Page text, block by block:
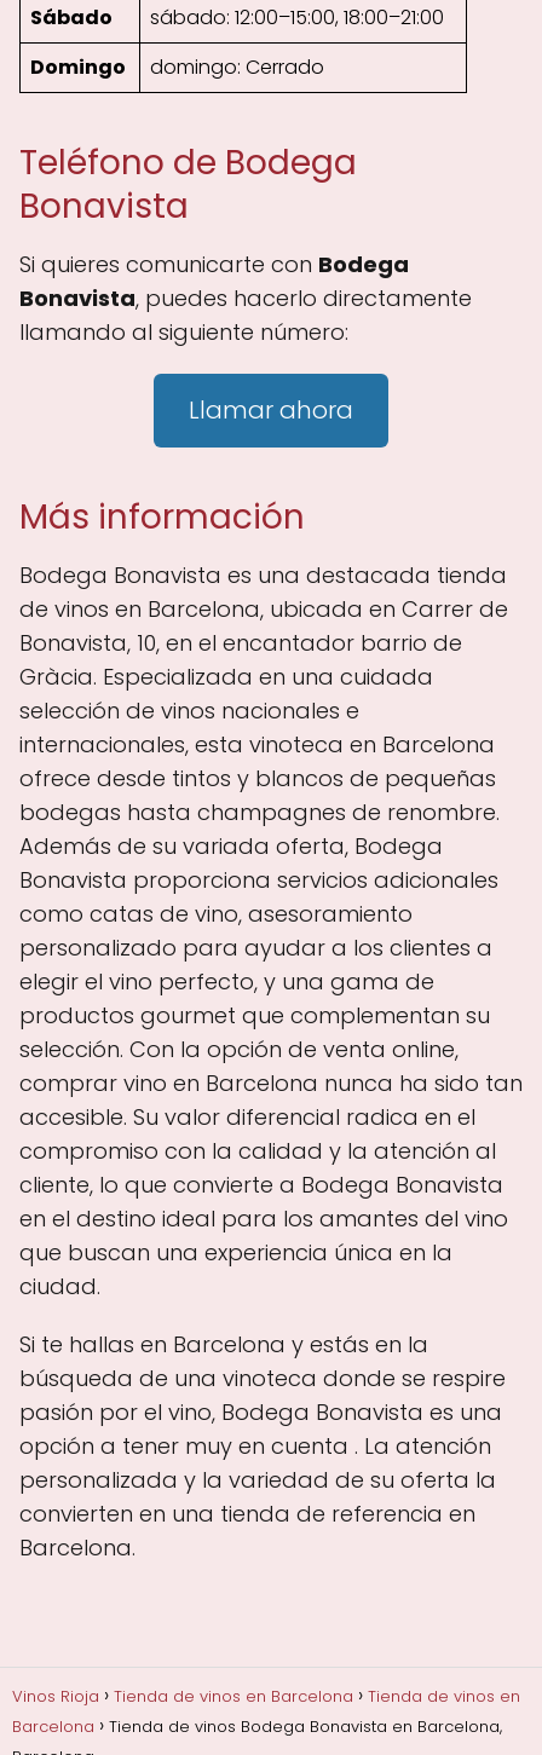
Sábado
sábado: 12:00–15:00, 18:00–21:00
Domingo
domingo: Cerrado
Teléfono de Bodega
Bonavista
Si quieres comunicarte con Bodega
Bonavista, puedes hacerlo directamente
llamando al siguiente número:
Llamar ahora
Más información
Bodega Bonavista es una destacada tienda
de vinos en Barcelona, ubicada en Carrer de
Bonavista, 10, en el encantador barrio de
Gràcia. Especializada en una cuidada
selección de vinos nacionales e
internacionales, esta vinoteca en Barcelona
ofrece desde tintos y blancos de pequeñas
bodegas hasta champagnes de renombre.
Además de su variada oferta, Bodega
Bonavista proporciona servicios adicionales
como catas de vino, asesoramiento
personalizado para ayudar a los clientes a
elegir el vino perfecto, y una gama de
productos gourmet que complementan su
selección. Con la opción de venta online,
comprar vino en Barcelona nunca ha sido tan
accesible. Su valor diferencial radica en el
compromiso con la calidad y la atención al
cliente, lo que convierte a Bodega Bonavista
en el destino ideal para los amantes del vino
que buscan una experiencia única en la
ciudad.
Si te hallas en Barcelona y estás en la
búsqueda de una vinoteca donde se respire
pasión por el vino, Bodega Bonavista es una
opción a tener muy en cuenta . La atención
personalizada y la variedad de su oferta la
convierten en una tienda de referencia en
Barcelona.
Vinos Rioja Tienda de vinos en Barcelona
Tienda de vinos en
Barcelona
Tienda de vinos Bodega Bonavista en Barcelona,